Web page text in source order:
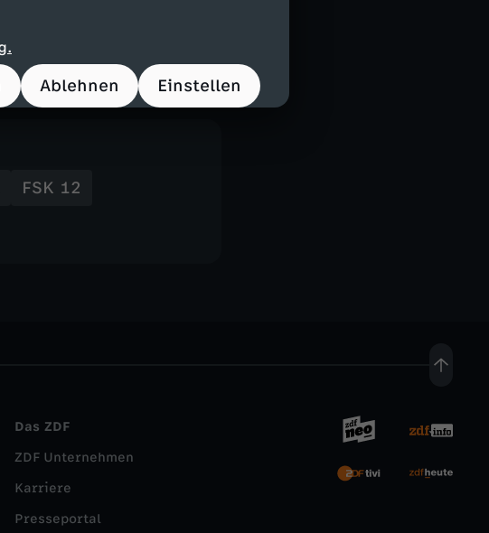
Ablehnen Einstellen
beleuchtet die
FSK 12
Das ZDF
ZDF Unternehmen
Karriere
Presseportal